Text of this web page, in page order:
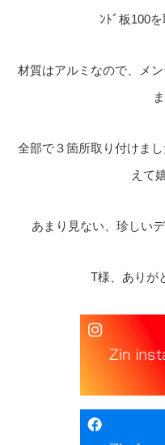
ﾝﾄﾞ板100
材質はアルミなので、メ
全部で３箇所取り付けま
えて
あまり見ない、珍しい
T様、ありが